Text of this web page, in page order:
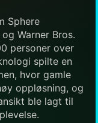
Sphere
Warner Bros.
personer over
spilte en
hvor gamle
oppløsning, og
ble lagt til